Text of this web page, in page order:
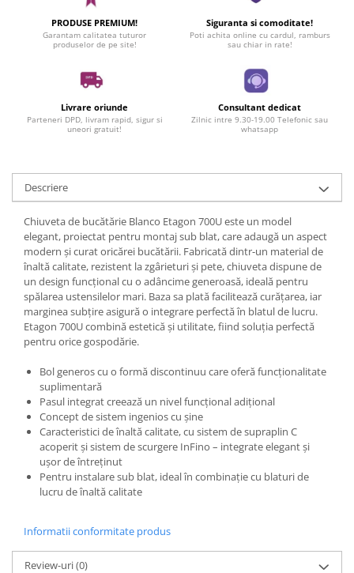
PRODUSE PREMIUM!
Garantam calitatea tuturor
produselor de pe site!
Siguranta si comoditate!
Poti achita online cu cardul, ramburs
sau chiar in rate!
Livrare oriunde
Parteneri DPD, livram rapid, sigur si
uneori gratuit!
Consultant dedicat
Zilnic intre 9.30-19.00 Telefonic sau
whatsapp
Descriere
Chiuveta de bucătărie Blanco Etagon 700U este un model
elegant, proiectat pentru montaj sub blat, care adaugă un aspect
modern și curat oricărei bucătării. Fabricată dintr-un material de
înaltă calitate, rezistent la zgârieturi și pete, chiuveta dispune de
un design funcțional cu o adâncime generoasă, ideală pentru
spălarea ustensilelor mari. Baza sa plată facilitează curățarea, iar
marginea subțire asigură o integrare perfectă în blatul de lucru.
Etagon 700U combină estetică și utilitate, fiind soluția perfectă
pentru orice gospodărie.
Bol generos cu o formă discontinuu care oferă funcționalitate
suplimentară
Pasul integrat creează un nivel funcțional adițional
Concept de sistem ingenios cu șine
Caracteristici de înaltă calitate, cu sistem de supraplin C
acoperit și sistem de scurgere InFino – integrate elegant și
ușor de întreținut
Pentru instalare sub blat, ideal în combinație cu blaturi de
lucru de înaltă calitate
Informatii conformitate produs
Review-uri(0)